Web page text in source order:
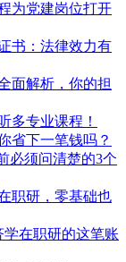
为党建岗位打开
书：法律效力有
面解析，你的担
多专业课程！
省下一笔钱吗？
必须问清楚的3个
职研，零基础也
在职研的这笔账